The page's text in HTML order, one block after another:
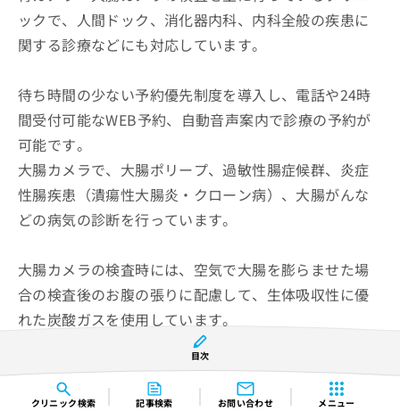
クリニック検索 記事検索 お問い合わせ メニュー
ックで、人間ドック、消化器内科、内科全般の疾患に
関する診療などにも対応しています。
待ち時間の少ない予約優先制度を導入し、電話や24時
間受付可能なWEB予約、自動音声案内で診療の予約が
可能です。
大腸カメラで、大腸ポリープ、過敏性腸症候群、炎症
性腸疾患（潰瘍性大腸炎・クローン病）、大腸がんな
どの病気の診断を行っています。
大腸カメラの検査時には、空気で大腸を膨らませた場
合の検査後のお腹の張りに配慮して、生体吸収性に優
れた炭酸ガスを使用しています。
検査時の不快感に配慮して、検査時には鎮静剤の使用
も可能です。
目次